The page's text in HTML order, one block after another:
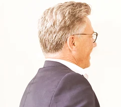
Informationen
Für Patienten
Für Zuweiser
Für Angehörige
Über Oberberg